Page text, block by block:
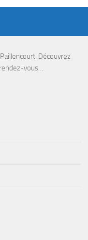
Découvrez
rendez-vous…